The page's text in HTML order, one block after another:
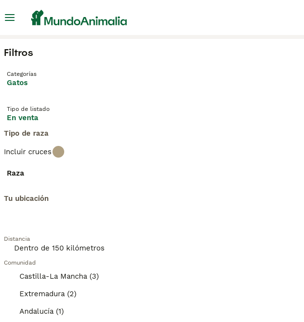
Filtros
Categorías
Gatos
Tipo de listado
En venta
Tipo de raza
Incluir cruces
Raza
Tu ubicación
Distancia
Comunidad
Castilla-La Mancha (3)
Extremadura (2)
Andalucía (1)